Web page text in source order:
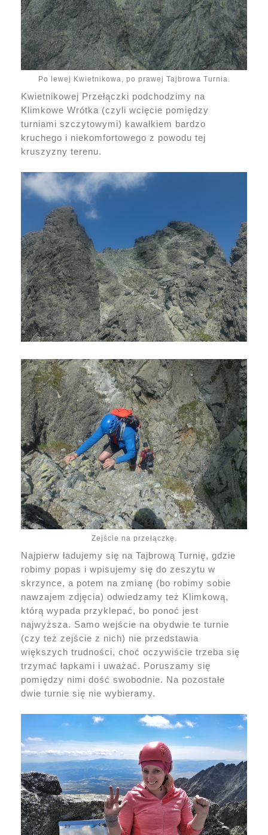
Po lewej Kwietnikowa, po prawej Tajbrowa Turnia.
Kwietnikowej Przełączki podchodzimy na
Klimkowe Wrótka (czyli wcięcie pomiędzy
turniami szczytowymi) kawałkiem bardzo
kruchego i niekomfortowego z powodu tej
kruszyzny terenu.
Zejście na przełączkę.
Najpierw ładujemy się na Tajbrową Turnię, gdzie
robimy popas i wpisujemy się do zeszytu w
skrzynce, a potem na zmianę (bo robimy sobie
nawzajem zdjęcia) odwiedzamy też Klimkową,
którą wypada przyklepać, bo ponoć jest
najwyższa. Samo wejście na obydwie te turnie
(czy też zejście z nich) nie przedstawia
większych trudności, choć oczywiście trzeba się
trzymać łapkami i uważać. Poruszamy się
pomiędzy nimi dość swobodnie. Na pozostałe
dwie turnie się nie wybieramy.